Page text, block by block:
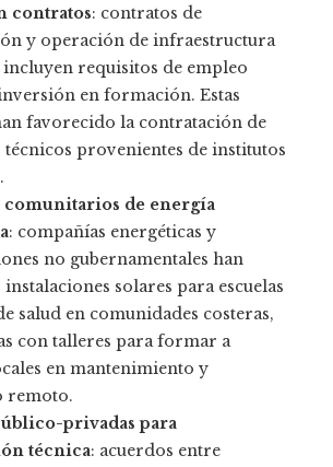
contratos: contratos de
y operación de infraestructura
incluyen requisitos de empleo
en formación. Estas
favorecido la contratación de
técnicos provenientes de institutos
comunitarios de energía
: compañías energéticas y
no gubernamentales han
solares para escuelas
salud en comunidades costeras,
con talleres para formar a
en mantenimiento y
remoto.
privadas para
técnica: acuerdos entre